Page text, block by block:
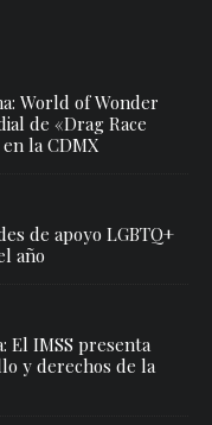
World of Wonder
de «Drag Race
la CDMX
de apoyo LGBTQ+
año
El IMSS presenta
y derechos de la